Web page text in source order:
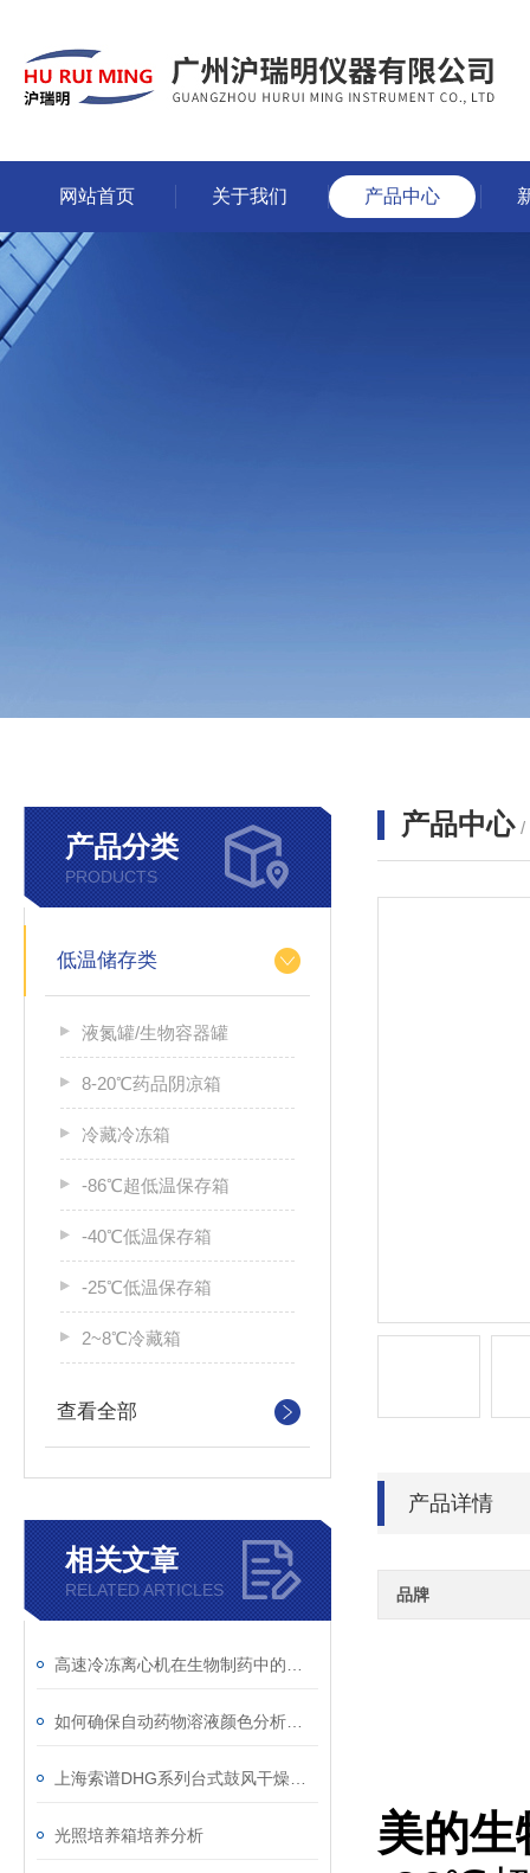
网站首页 关于我们 产品中心
产品分类
PRODUCTS
低温储存类
液氮罐/生物容器罐
8-20℃药品阴凉箱
冷藏冷冻箱
-86℃超低温保存箱
-40℃低温保存箱
-25℃低温保存箱
2~8℃冷藏箱
查看全部
相关文章
RELATED ARTICLES
光照培养箱培养分析
产品中心 /
产品详情
品牌
美的